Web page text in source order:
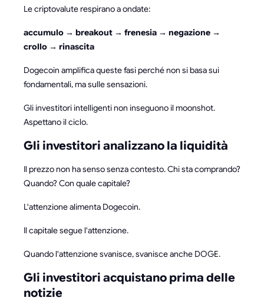
Le criptovalute respirano a ondate:
accumulo → breakout → frenesia → negazione →
crollo → rinascita
Dogecoin amplifica queste fasi perché non si basa sui
fondamentali, ma sulle sensazioni.
Gli investitori intelligenti non inseguono il moonshot.
Aspettano il ciclo.
Gli investitori analizzano la liquidità
Il prezzo non ha senso senza contesto. Chi sta comprando?
Quando? Con quale capitale?
L'attenzione alimenta Dogecoin.
Il capitale segue l'attenzione.
Quando l'attenzione svanisce, svanisce anche DOGE.
Gli investitori acquistano prima delle
notizie